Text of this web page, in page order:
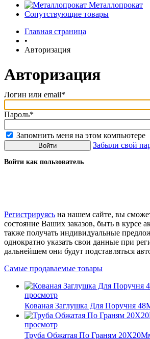
Металлопрокат
Сопутствующие товары
Главная страница
•
Авторизация
Авторизация
Логин или email*
Пароль*
Запомнить меня на этом компьютере
Забыли свой
Войти как пользователь
Регистрируясь на нашем сайте, вы
состояние Ваших заказов, быть в курсе
также получать индивидуальные
однократно указать свои данные при
дальнейшем они будут подставляться
Самые продаваемые товары
просмотр
Кованая Заглушка Для Поручня
просмотр
Труба Обжатая По Граням